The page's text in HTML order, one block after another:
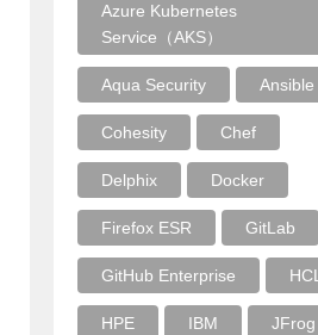
Azure Kubernetes
Service（AKS）
Aqua Security Ansible
Cohesity Chef
Delphix Docker
Firefox ESR GitLab
GitHub Enterprise HCL
HPE IBM JFrog